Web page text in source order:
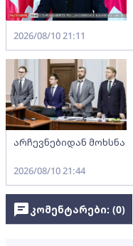
2026/08/10 21:11
არჩევნებიდან მოხსნა
2026/08/10 21:44
კომენტარები: (0)